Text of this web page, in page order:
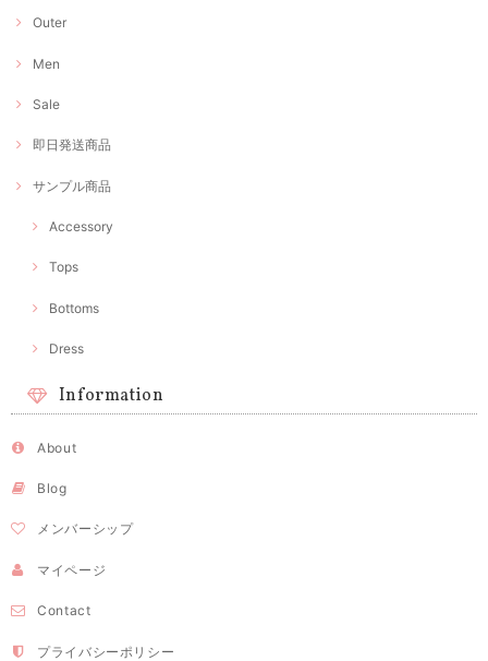
Outer
Men
Sale
即日発送商品
サンプル商品
Accessory
Tops
Bottoms
Dress
Information
About
Blog
メンバーシップ
マイページ
Contact
プライバシーポリシー